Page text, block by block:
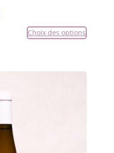
Choix des options